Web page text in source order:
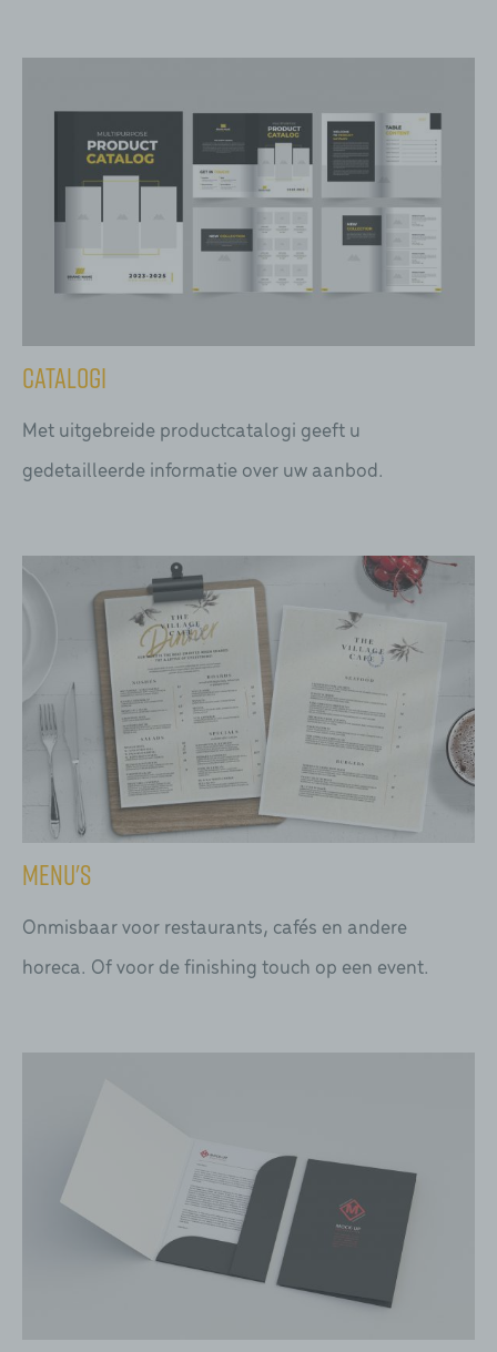
Catalogi
Met uitgebreide productcatalogi geeft u
gedetailleerde informatie over uw aanbod.
Menu's
Onmisbaar voor restaurants, cafés en andere
horeca. Of voor de finishing touch op een event.